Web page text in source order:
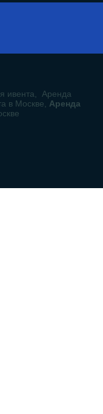
ивента, Аренда
в Москве, Аренда